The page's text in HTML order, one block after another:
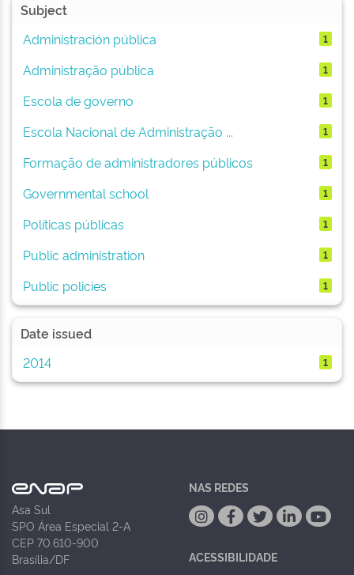
Subject
Administración pública
1
Administração pública 1
Escola de governo 1
Escola Nacional de Administração ... 1
Formação de administradores públicos 1
Governmental school 1
Políticas públicas 1
Public administration 1
Public policies 1
Date issued
2014
1
Asa Sul
SPO Área Especial 2-A
CEP 70.610-900
Brasília/DF
NAS REDES
ACESSIBILIDADE